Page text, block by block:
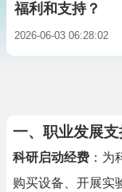
福利和支持？
2026-06-03 06:28:02
一、职业发展支
科研启动经费 ：为
购买设备、开展实